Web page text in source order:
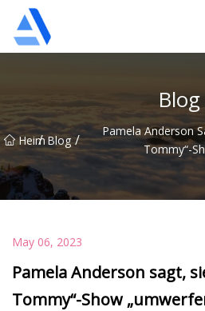
Blog
Heim
/ Blog /
Pamela Anderson
Tommy“-
May 06, 2023
Pamela Anderson sagt,
Tommy“-Show